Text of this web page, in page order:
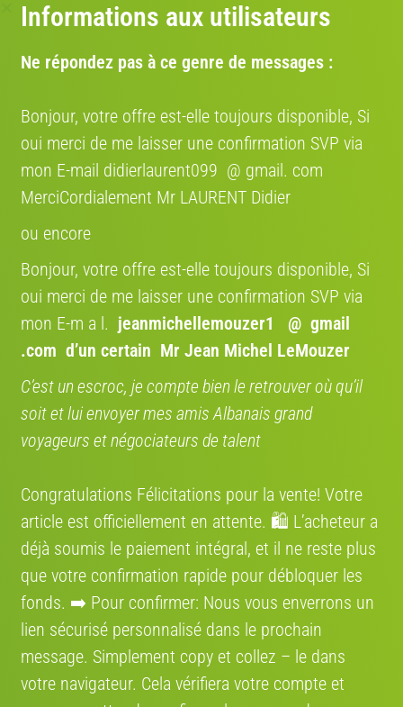
Avis:
Avis:
Vélo reconditionné Prix : 3639 €
Giant TCR Advanced Pro 0 Di2 12V
Avis:
Vélo reconditionné
Informations aux utilisateurs
Ne répondez pas à ce genre de messages :
Bonjour, votre offre est-elle toujours disponible, Si
oui merci de me laisser une confirmation SVP via
mon E-mail didierlaurent099 @ gmail. com
MerciCordialement Mr LAURENT Didier
ou encore
Bonjour, votre offre est-elle toujours disponible, Si
oui merci de me laisser une confirmation SVP via
mon E-m a l. jeanmichellemouzer1 @ gmail
.com d’un certain Mr Jean Michel LeMouzer
C’est un escroc, je compte bien le retrouver où qu’il
soit et lui envoyer mes amis Albanais grand
voyageurs et négociateurs de talent
Congratulations Félicitations pour la vente! Votre
article est officiellement en attente. 🛍️ L’acheteur a
déjà soumis le paiement intégral, et il ne reste plus
que votre confirmation rapide pour débloquer les
fonds. ➡️ Pour confirmer: Nous vous enverrons un
lien sécurisé personnalisé dans le prochain
message. Simplement сору et collez – le dans
votre navigateur. Cela vérifiera votre compte et